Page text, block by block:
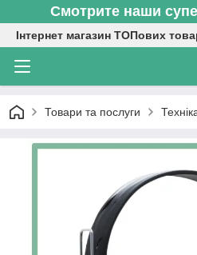
Смотрите наши
Інтернет магазин ТОПових
Товари та послуги